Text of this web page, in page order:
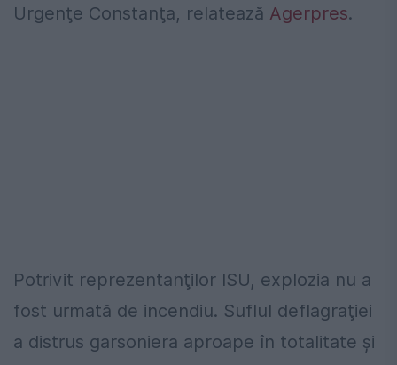
Urgenţe Constanţa, relatează Agerpres.
Potrivit reprezentanţilor ISU, explozia nu a
fost urmată de incendiu. Suflul deflagraţiei
a distrus garsoniera aproape în totalitate şi